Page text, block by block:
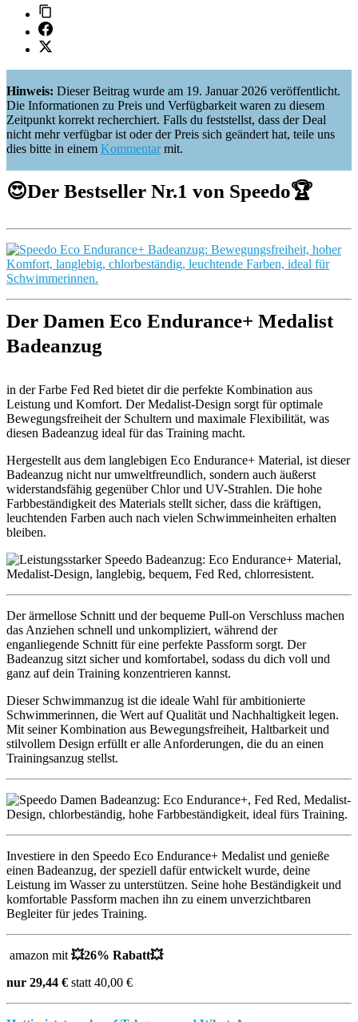
Hinweis: Dieser Beitrag wurde am 19. Januar 2026 veröffentlicht.
Die Informationen zu Preis und Verfügbarkeit waren zu diesem
Zeitpunkt korrekt recherchiert. Falls du feststellst, dass der Deal
nicht mehr verfügbar ist oder der Preis sich geändert hat, teile uns
dies bitte in einem Kommentarmit.
😍Der Bestseller Nr.1 von Speedo🏆
Der Damen Eco Endurance+ Medalist
Badeanzug
in der Farbe Fed Red bietet dir die perfekte Kombination aus
Leistung und Komfort. Der Medalist-Design sorgt für optimale
Bewegungsfreiheit der Schultern und maximale Flexibilität, was
diesen Badeanzug ideal für das Training macht.
Hergestellt aus dem langlebigen Eco Endurance+ Material, ist dieser
Badeanzug nicht nur umweltfreundlich, sondern auch äußerst
widerstandsfähig gegenüber Chlor und UV-Strahlen. Die hohe
Farbbeständigkeit des Materials stellt sicher, dass die kräftigen,
leuchtenden Farben auch nach vielen Schwimmeinheiten erhalten
bleiben.
Der ärmellose Schnitt und der bequeme Pull-on Verschluss machen
das Anziehen schnell und unkompliziert, während der
enganliegende Schnitt für eine perfekte Passform sorgt. Der
Badeanzug sitzt sicher und komfortabel, sodass du dich voll und
ganz auf dein Training konzentrieren kannst.
Dieser Schwimmanzug ist die ideale Wahl für ambitionierte
Schwimmerinnen, die Wert auf Qualität und Nachhaltigkeit legen.
Mit seiner Kombination aus Bewegungsfreiheit, Haltbarkeit und
stilvollem Design erfüllt er alle Anforderungen, die du an einen
Trainingsanzug stellst.
Investiere in den Speedo Eco Endurance+ Medalist und genieße
einen Badeanzug, der speziell dafür entwickelt wurde, deine
Leistung im Wasser zu unterstützen. Seine hohe Beständigkeit und
komfortable Passform machen ihn zu einem unverzichtbaren
Begleiter für jedes Training.
amazon mit 💥26% Rabatt💥
nur 29,44 € statt 40,00 €